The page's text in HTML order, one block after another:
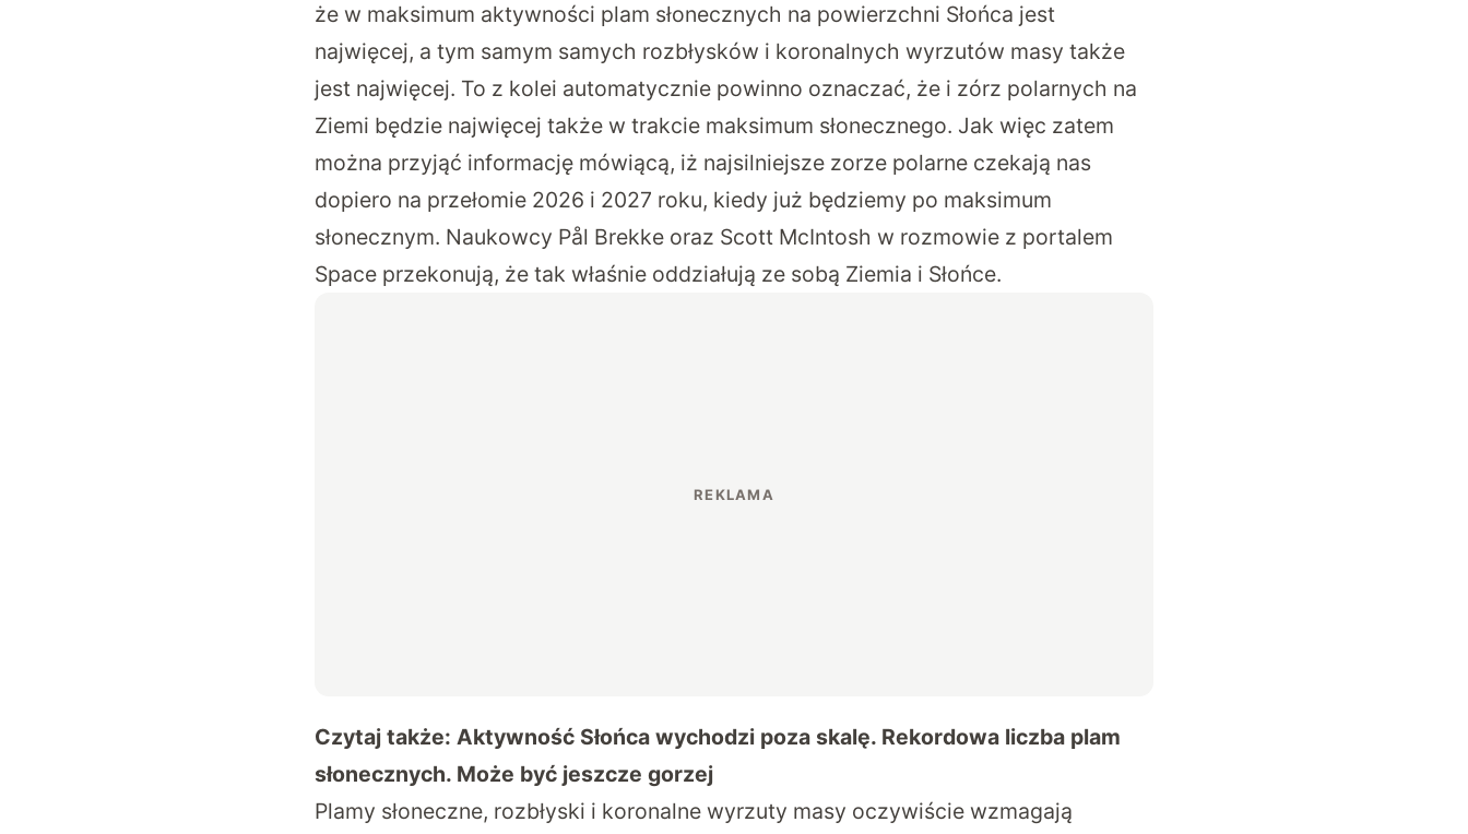
że w maksimum aktywności plam słonecznych na powierzchni Słońca jest
najwięcej, a tym samym samych rozbłysków i koronalnych wyrzutów masy także
jest najwięcej. To z kolei automatycznie powinno oznaczać, że i zórz polarnych na
Ziemi będzie najwięcej także w trakcie maksimum słonecznego. Jak więc zatem
można przyjąć informację mówiącą, iż najsilniejsze zorze polarne czekają nas
dopiero na przełomie 2026 i 2027 roku, kiedy już będziemy po maksimum
słonecznym. Naukowcy Pål Brekke oraz Scott McIntosh w rozmowie z portalem
Space przekonują, że tak właśnie oddziałują ze sobą Ziemia i Słońce.
Czytaj także: Aktywność Słońca wychodzi poza skalę. Rekordowa liczba plam
słonecznych. Może być jeszcze gorzej
Plamy słoneczne, rozbłyski i koronalne wyrzuty masy oczywiście wzmagają